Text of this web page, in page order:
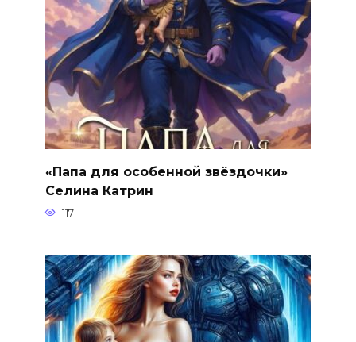
«Папа для особенной звёздочки»
Селина Катрин
117